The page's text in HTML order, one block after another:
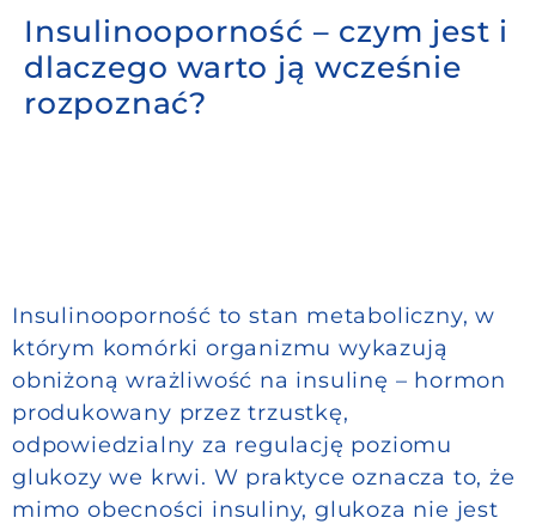
Kontakt
Insulinooporność – czym jest i
dlaczego warto ją wcześnie
rozpoznać?
Insulinooporność to stan metaboliczny, w
którym komórki organizmu wykazują
obniżoną wrażliwość na insulinę – hormon
produkowany przez trzustkę,
odpowiedzialny za regulację poziomu
glukozy we krwi. W praktyce oznacza to, że
mimo obecności insuliny, glukoza nie jest